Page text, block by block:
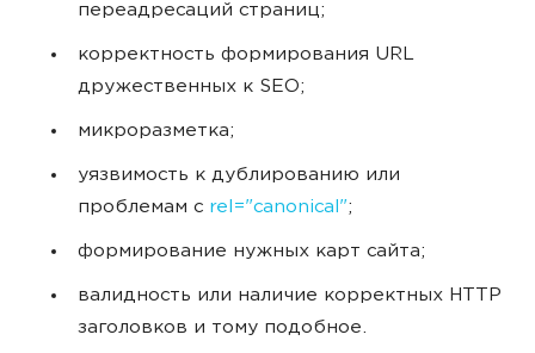
переадресаций страниц;
корректность формирования URL
дружественных к SEO;
микроразметка;
уязвимость к дублированию или
проблемам с rel="canonical";
формирование нужных карт сайта;
валидность или наличие корректных HTTP
заголовков и тому подобное.